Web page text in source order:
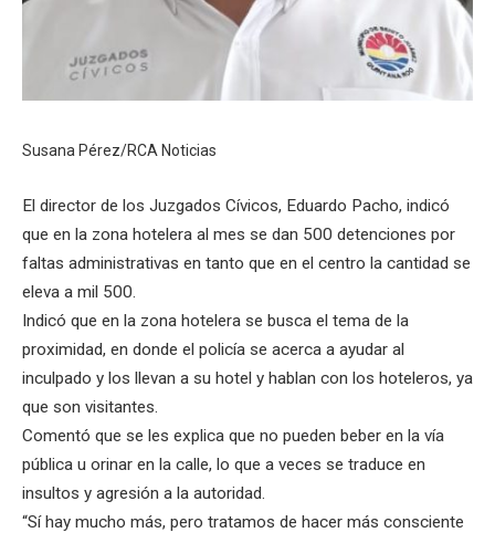
Susana Pérez/RCA Noticias
El director de los Juzgados Cívicos, Eduardo Pacho, indicó
que en la zona hotelera al mes se dan 500 detenciones por
faltas administrativas en tanto que en el centro la cantidad se
eleva a mil 500.
Indicó que en la zona hotelera se busca el tema de la
proximidad, en donde el policía se acerca a ayudar al
inculpado y los llevan a su hotel y hablan con los hoteleros, ya
que son visitantes.
Comentó que se les explica que no pueden beber en la vía
pública u orinar en la calle, lo que a veces se traduce en
insultos y agresión a la autoridad.
“Sí hay mucho más, pero tratamos de hacer más consciente